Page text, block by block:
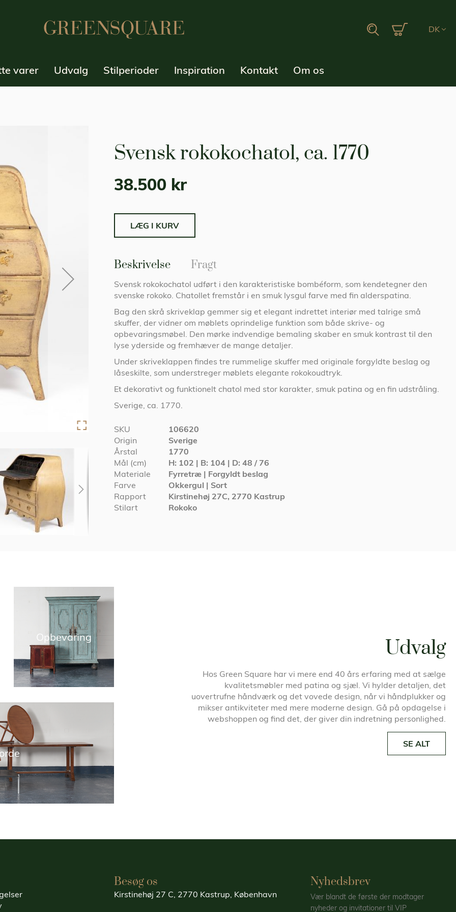
Search Min DK
varer Udvalg Stilperioder Inspiration Kontakt Om os
Svensk rokokochatol, ca. 1770
38.500 kr
LÆG I KURV
Beskrivelse
Svensk rokokochatol udført i den karakteristiske bombéform, som kendetegner den
svenske rokoko. Chatollet fremstår i en smuk lysgul farve med fin alderspatina.
Bag den skrå skriveklap gemmer sig et elegant indrettet interiør med talrige små
skuffer, der vidner om møblets oprindelige funktion som både skrive- og
opbevaringsmøbel. Den mørke indvendige bemaling skaber en smuk kontrast til den
lyse yderside og fremhæver de mange detaljer.
Under skriveklappen findes tre rummelige skuffer med originale forgyldte beslag og
låseskilte, som understreger møblets elegante rokokoudtryk.
Et dekorativt og funktionelt chatol med stor karakter, smuk patina og en fin udstråling.
Sverige, ca. 1770.
Specifikationer
SKU
106620
Origin
Sverige
Årstal
1770
Mål (cm)
H: 102 | B: 104 | D: 48 / 76
Materiale
Fyrretræ | Forgyldt beslag
Farve
Okkergul | Sort
Rapport
Kirstinehøj 27C, 2770 Kastrup
Stilart
Rokoko
Fragt
Opbevaring Udvalg
Hos Green Square har vi mere end 40 års erfaring med at sælge
kvalitetsmøbler med patina og sjæl. Vi hylder detaljen, det
uovertrufne håndværk og det vovede design, når vi håndplukker og
mikser antikviteter med mere moderne design. Gå på opdagelse i
webshoppen og find det, der giver din indretning personlighed.
SE ALT
Besøg os
Kirstinehøj 27 C, 2770 Kastrup, København
Nyhedsbrev
Vær blandt de første der modtager
nyheder og invitationer til VIP